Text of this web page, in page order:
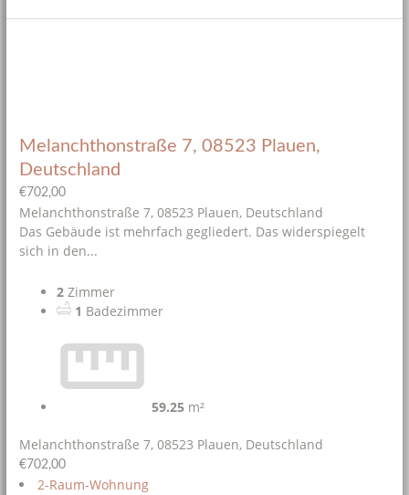
Melanchthonstraße 7, 08523 Plauen,
Deutschland
€702,00
Melanchthonstraße 7, 08523 Plauen, Deutschland
Das Gebäude ist mehrfach gegliedert. Das widerspiegelt
sich in den...
2 Zimmer
1 Badezimmer
59.25 m²
Melanchthonstraße 7, 08523 Plauen, Deutschland
€702,00
2-Raum-Wohnung